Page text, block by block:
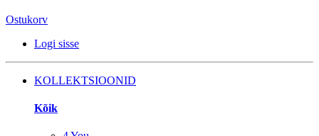
Ostukorv
Logi sisse
KOLLEKTSIOONID
Kõik